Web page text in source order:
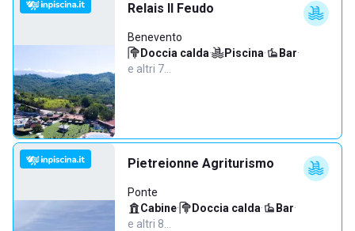
Relais Il Feudo
Benevento
Doccia calda· Piscina· Bar·
e altri 7…
Pietreionne Agriturismo
Ponte
Cabine· Doccia calda· Bar·
e altri 8…